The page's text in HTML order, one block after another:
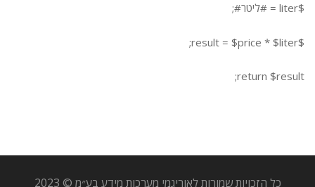
$liter = #ליטר#;
$result = $price * $liter;
return $result;
כל הזכויות שמורות לאוריגמי מערכות מידע בע״מ © 2023